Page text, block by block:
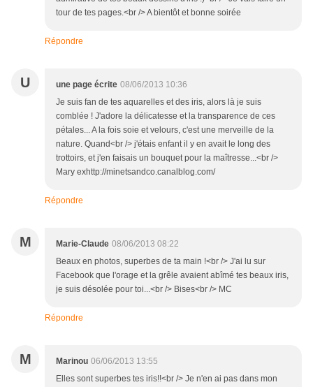
tour de tes pages.<br /> A bientôt et bonne soirée
Répondre
U une page écrite 08/06/2013 10:36
Je suis fan de tes aquarelles et des iris, alors là je suis
comblée ! J'adore la délicatesse et la transparence de ces
pétales... A la fois soie et velours, c'est une merveille de la
nature. Quand<br /> j'étais enfant il y en avait le long des
trottoirs, et j'en faisais un bouquet pour la maîtresse...<br />
Mary exhttp://minetsandco.canalblog.com/
Répondre
M Marie-Claude 08/06/2013 08:22
Beaux en photos, superbes de ta main !<br /> J'ai lu sur
Facebook que l'orage et la grêle avaient abîmé tes beaux iris,
je suis désolée pour toi...<br /> Bises<br /> MC
Répondre
M Marinou 06/06/2013 13:55
Elles sont superbes tes iris!!<br /> Je n'en ai pas dans mon